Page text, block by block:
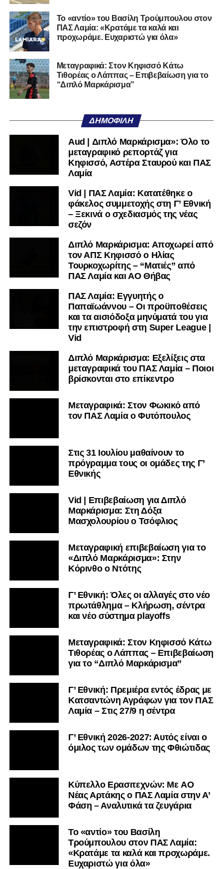
Η διαδικασία της κλήρωσης θα μεταδοθείζωντανά μέσω
του καναλιού Hellenic Football Family της ΕΠΟ στο
YouTube, με καλεσμένο τον προπονητή του Α.Ο.
Τρικάλων,Νίκο Μπαδήμα
Ερασιτεχνών.
Ακολουθήστε το
υπόλοιπο κόσμο. Ακολουθήστε το lamiara.gr στο
Twitterκαι στοInstagram
μαθαίνετε σε χρόνο dt όλα τα νέα.
Το «αντίο» του Βασίλη Τρούμπουλου στον
ΠΑΣ Λαμία: «Κρατάμε τα καλά και
προχωράμε. Ευχαριστώ για όλα»
Μεταγραφικά: Στον Κηφισσό Κάτω
Τιθορέας ο Λάππας – Επιβεβαίωση για το
“Διπλό Μαρκάρισμα”
ΔΗΜΟΦΙΛΉ
Aud | Διπλό Μαρκάρισμα»: Όλο το
μεταγραφικό ρεπορτάζ για
Κηφισσό, Αστέρα Σταυρού και ΠΑΣ
Λαμία
Vid | ΠΑΣ Λαμία: Κατατέθηκε ο
φάκελος συμμετοχής στη Γ’ Εθνική
– Ξεκινά ο σχεδιασμός της νέας
σεζόν
Διπλό Μαρκάρισμα: Αποχωρεί από
τον ΑΠΣ Κηφισσό ο Ηλίας
Τουρκοχωρίτης – “Ματιές” από
ΠΑΣ Λαμία και ΑΟ Θήβας
ΠΑΣ Λαμία: Εγγυητής ο
Παπαϊωάννου – Οι προϋποθέσεις
και τα αισιόδοξα μηνύματά του για
την επιστροφή στη Super League |
Vid
Διπλό Μαρκάρισμα: Εξελίξεις στα
μεταγραφικά του ΠΑΣ Λαμία – Ποιοι
βρίσκονται στο επίκεντρο
Μεταγραφικά: Στον Φωκικό από
τον ΠΑΣ Λαμία ο Φυτόπουλος
Στις 31 Ιουλίου μαθαίνουν το
πρόγραμμα τους οι ομάδες της Γ’
Εθνικής
Vid | Επιβεβαίωση για Διπλό
Μαρκάρισμα: Στη Δόξα
Μασχολουρίου ο Τσόφλιος
Μεταγραφική επιβεβαίωση για το
«Διπλό Μαρκάρισμα»: Στην
Κόρινθο ο Ντότης
Γ’ Εθνική: Όλες οι αλλαγές στο νέο
πρωτάθλημα – Κλήρωση, σέντρα
και νέο σύστημα playoffs
Μεταγραφικά: Στον Κηφισσό Κάτω
Τιθορέας ο Λάππας – Επιβεβαίωση
για το “Διπλό Μαρκάρισμα”
Γ’ Εθνική: Πρεμιέρα εντός έδρας με
Κατσαντώνη Αγράφων για τον ΠΑΣ
Λαμία – Στις 27/9 η σέντρα
Γ’ Εθνική 2026-2027: Αυτός είναι ο
όμιλος των ομάδων της Φθιώτιδας
Kύπελλο Ερασιτεχνών: Με AO
Nέας Αρτάκης ο ΠΑΣ Λαμία στην Α’
Φάση – Αναλυτικά τα ζευγάρια
Το «αντίο» του Βασίλη
Τρούμπουλου στον ΠΑΣ Λαμία:
«Κρατάμε τα καλά και προχωράμε.
Ευχαριστώ για όλα»